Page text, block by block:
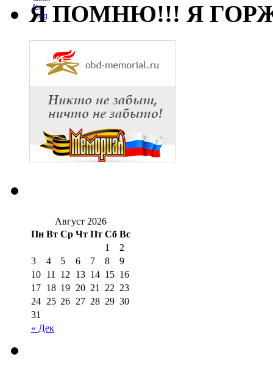
Я ПОМНЮ!!! Я
Август 2026
Пн Вт Ср Чт Пт Сб Вс
« Дек
1
2
3
4 5 6 7 8
9
10 11 12 13 14 15 16
17 18 19 20 21 22 23
24 25 26 27 28 29 30
31